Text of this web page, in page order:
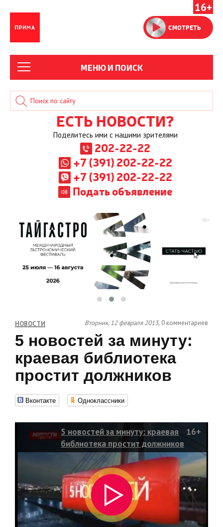
16+
СМОТРЕТЬ
МЕНЮ И ПОИСК
ЕСТЬ НОВОСТИ?
Поделитесь ими с нашими зрителями
202-22-22
+7 (391) 202-22-22
+7 (391) 202-22-22
Подать объявление
НОВОСТИ Вторник, 12 февраля 2013, 0 комментариев
5 новостей за минуту:
краевая библиотека
простит должников
Вконтакте Одноклассники
5 новостей за минуту: краевая
библиотека простит должников
16+